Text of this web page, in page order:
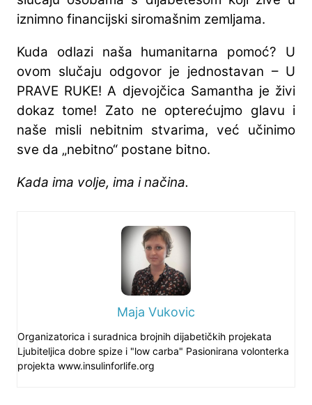
iznimno financijski siromašnim zemljama.
Kuda odlazi naša humanitarna pomoć? U
ovom slučaju odgovor je jednostavan – U
PRAVE RUKE! A djevojčica Samantha je živi
dokaz tome! Zato ne opterećujmo glavu i
naše misli nebitnim stvarima, već učinimo
sve da „nebitno“ postane bitno.
Kada ima volje, ima i načina.
Maja Vukovic
Organizatorica i suradnica brojnih dijabetičkih projekata
Ljubiteljica dobre spize i "low carba" Pasionirana volonterka
projekta www.insulinforlife.org